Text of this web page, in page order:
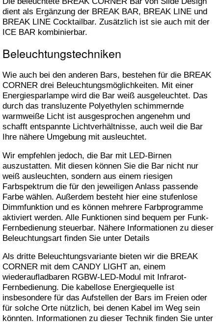
dient als Ergänzung der BREAK BAR, BREAK LINE und
BREAK LINE Cocktailbar. Zusätzlich ist sie auch mit der
ICE BAR kombinierbar.
Beleuchtungstechniken
Wie auch bei den anderen Bars, bestehen für die BREAK
CORNER drei Beleuchtungsmöglichkeiten. Mit einer
Energiesparlampe wird die Bar weiß ausgeleuchtet. Das
durch das transluzente Polyethylen schimmernde
warmweiße Licht ist ausgesprochen angenehm und
schafft entspannte Lichtverhältnisse, auch weil die Bar
Ihre nähere Umgebung mit ausleuchtet.
Wir empfehlen jedoch, die Bar mit LED-Birnen
auszustatten. Mit diesen können Sie die Bar nicht nur
weiß ausleuchten, sondern aus einem riesigen
Farbspektrum die für den jeweiligen Anlass passende
Farbe wählen. Außerdem besteht hier eine stufenlose
Dimmfunktion und es können mehrere Farbprogramme
aktiviert werden. Alle Funktionen sind bequem per Funk-
Fernbedienung steuerbar. Nähere Informationen zu dieser
Beleuchtungsart finden Sie unter Details
Als dritte Beleuchtungsvariante bieten wir die BREAK
CORNER mit dem CANDY LIGHT an, einem
wiederaufladbaren RGBW-LED-Modul mit Infrarot-
Fernbedienung. Die kabellose Energiequelle ist
insbesondere für das Aufstellen der Bars im Freien oder
für solche Orte nützlich, bei denen Kabel im Weg sein
könnten. Informationen zu dieser Technik finden Sie unter